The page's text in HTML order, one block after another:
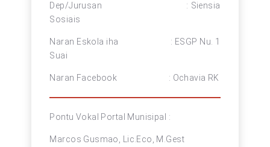
Dep/Jurusan : Siensia
Sosiais
Naran Eskola iha : ESGP Nu. 1
Suai
Naran Facebook : Ochavia RK
Pontu Vokal Portal Munisipal :
Marcos Gusmao, Lic.Eco, M.Gest